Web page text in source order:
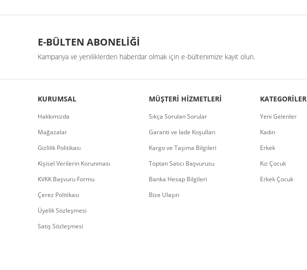
E-BÜLTEN ABONELİĞİ
Kampanya ve yeniliklerden haberdar olmak için e-bültenimize kayıt olun.
KURUMSAL
Hakkımızda
Mağazalar
Gizlilik Politikası
Kişisel Verilerin Korunması
KVKK Başvuru Formu
Çerez Politikası
Üyelik Sözleşmesi
Satış Sözleşmesi
MÜŞTERI HIZMETLERI
Sıkça Sorulan Sorular
Garanti ve İade Koşulları
Kargo ve Taşıma Bilgileri
Toptan Satıcı Başvurusu
Banka Hesap Bilgileri
Bize Ulaşın
KATEGORILER
Yeni Gelenler
Kadın
Erkek
Kız Çocuk
Erkek Çocuk